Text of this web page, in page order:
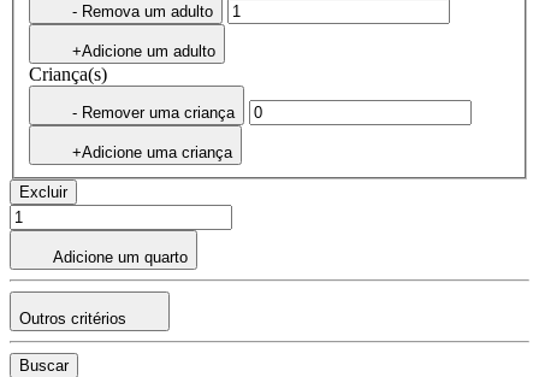
- Remova um adulto
+Adicione um adulto
Criança(s)
- Remover uma criança
+Adicione uma criança
Excluir
Adicione um quarto
Outros critérios
Buscar